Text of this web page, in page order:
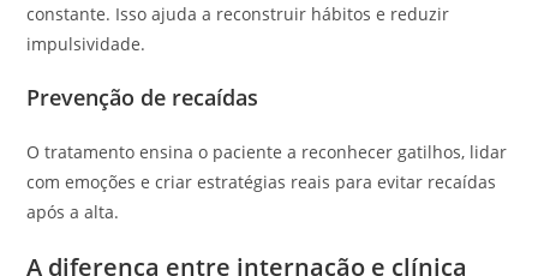
constante. Isso ajuda a reconstruir hábitos e reduzir
impulsividade.
Prevenção de recaídas
O tratamento ensina o paciente a reconhecer gatilhos, lidar
com emoções e criar estratégias reais para evitar recaídas
após a alta.
A diferença entre internação e clínica